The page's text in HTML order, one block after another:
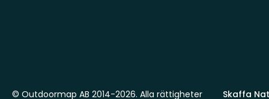
Skaffa
© Outdoormap AB 2014-2026. Alla rättigheter